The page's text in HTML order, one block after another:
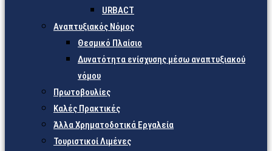
URBACT
Αναπτυξιακός Νόμος
Θεσμικό Πλαίσιο
Δυνατότητα ενίσχυσης μέσω αναπτυξιακού
νόμου
Πρωτοβουλίες
Καλές Πρακτικές
Άλλα Χρηματοδοτικά Εργαλεία
Τουριστικοί Λιμένες